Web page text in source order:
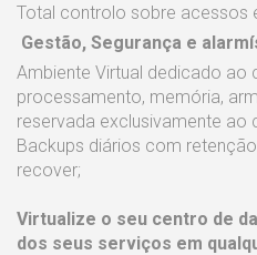
Total controlo sobre acessos
Gestão, Segurança e
Ambiente Virtual dedicado ao
processamento, memória,
reservada exclusivamente ao
Backups diários com
recover;
Virtualize o seu centro de
dos seus serviços em